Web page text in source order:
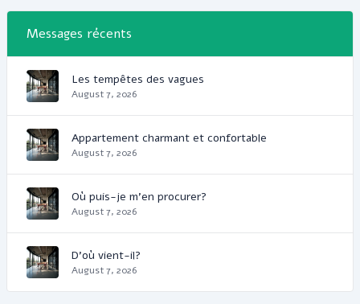
Messages récents
Les tempêtes des vagues
August 7, 2026
Appartement charmant et confortable
August 7, 2026
Où puis-je m'en procurer?
August 7, 2026
D'où vient-il?
August 7, 2026